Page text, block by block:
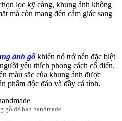
lọc kỹ càng, khung ảnh không
mà còn mang đến cảm giác sang
ảnh gỗ khiến nó trở nên đặc biệt
yêu thích phong cách cổ điển.
màu sắc của khung ảnh được
phẩm độc đáo và đầy cá tính.
gỗ để bàn handmade